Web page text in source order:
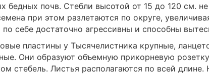
бедных почв. Стебли высотой от 15 до 120 см.
при этом разлетаются по округе,
себе достаточно агрессивны и способны
пластины у Тысячелистника крупные,
Они образуют объемную прикорневую
стебель. Листья располагаются по всей